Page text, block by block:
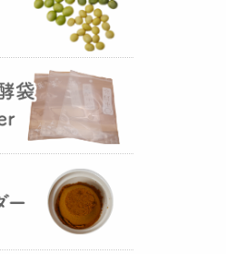
出来た辛味
おたまやジャ
した！そのままで
料を足しても利用
（2025年02月